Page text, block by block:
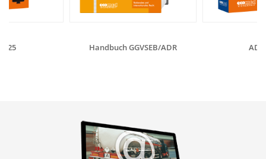
Handbuch GGVSEB/ADR